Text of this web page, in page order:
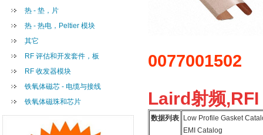
热 - 垫，片
热 - 热电，Peltier 模块
其它
RF 评估和开发套件，板
RF 收发器模块
铁氧体磁芯 - 电缆与接线
铁氧体磁珠和芯片
0077001502
Laird射频
数据列表
Low Profile Gasket
EMI Catalog